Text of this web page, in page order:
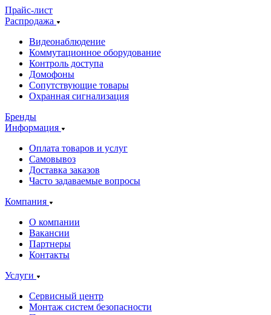
Прайс-лист
Распродажа
Видеонаблюдение
Коммутационное оборудование
Контроль доступа
Домофоны
Сопутствующие товары
Охранная сигнализация
Бренды
Информация
Оплата товаров и услуг
Самовывоз
Доставка заказов
Часто задаваемые вопросы
Компания
О компании
Вакансии
Партнеры
Контакты
Услуги
Сервисный центр
Монтаж систем безопасности